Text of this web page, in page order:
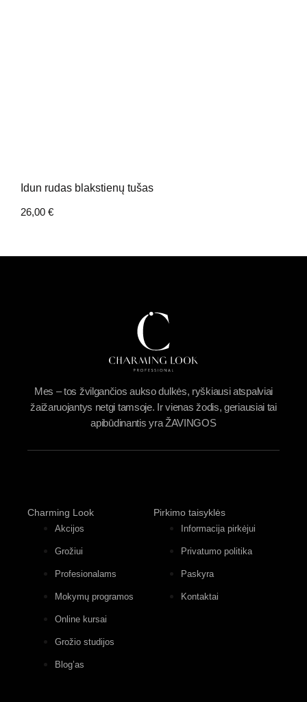
Idun rudas blakstienų tušas
26,00 €
Mes – tos žvilgančios aukso dulkės, ryškiausi atspalviai
žaižaruojantys netgi tamsoje. Ir vienas žodis, geriausiai tai
apibūdinantis yra ŽAVINGOS
Charming Look
Akcijos
Grožiui
Profesionalams
Mokymų programos
Online kursai
Grožio studijos
Blog’as
Pirkimo taisyklės
Informacija pirkėjui
Privatumo politika
Paskyra
Kontaktai